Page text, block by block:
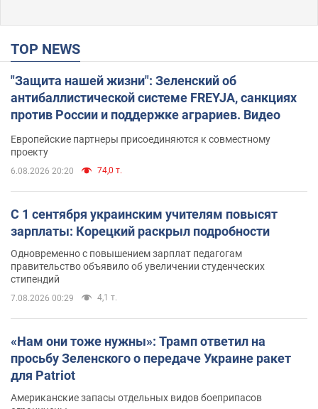
TOP NEWS
"Защита нашей жизни": Зеленский об
антибаллистической системе FREYJA, санкциях
против России и поддержке аграриев. Видео
Европейские партнеры присоединяются к совместному
проекту
6.08.2026 20:20 74,0 т.
С 1 сентября украинским учителям повысят
зарплаты: Корецкий раскрыл подробности
Одновременно с повышением зарплат педагогам
правительство объявило об увеличении студенческих
стипендий
7.08.2026 00:29 4,1 т.
«Нам они тоже нужны»: Трамп ответил на
просьбу Зеленского о передаче Украине ракет
для Patriot
Американские запасы отдельных видов боеприпасов